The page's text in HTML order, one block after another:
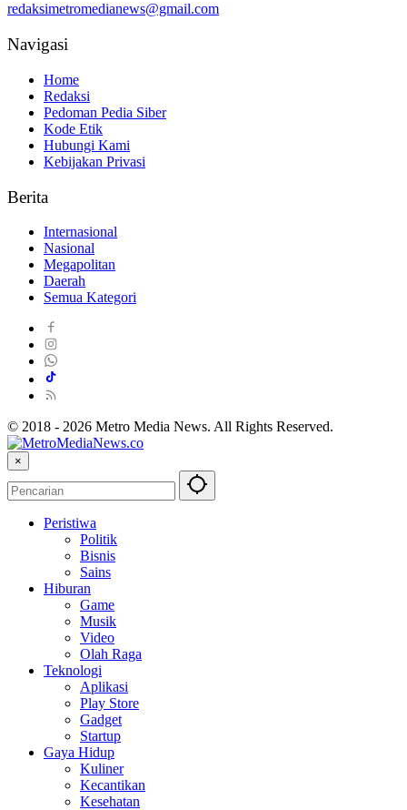
redaksimetromedianews@gmail.com
Navigasi
Home
Redaksi
Pedoman Pedia Siber
Kode Etik
Hubungi Kami
Kebijakan Privasi
Berita
Internasional
Nasional
Megapolitan
Daerah
Semua Kategori
© 2018 - 2026 Metro Media News. All Rights Reserved.
×
Peristiwa
Politik
Bisnis
Sains
Hiburan
Game
Musik
Video
Olah Raga
Teknologi
Aplikasi
Play Store
Gadget
Startup
Gaya Hidup
Kuliner
Kecantikan
Kesehatan